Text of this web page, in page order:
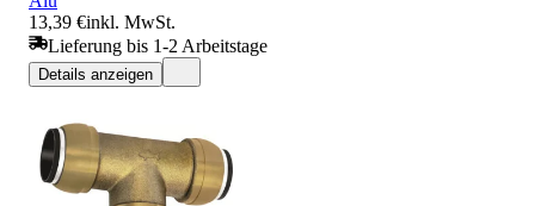
13,39 €inkl. MwSt.
Lieferung bis 1-2 Arbeitstage
Details anzeigen